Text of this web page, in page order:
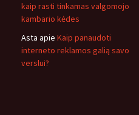
kaip rasti tinkamas valgomojo
kambario kėdes
Asta apie Kaip panaudoti
interneto reklamos galią savo
verslui?